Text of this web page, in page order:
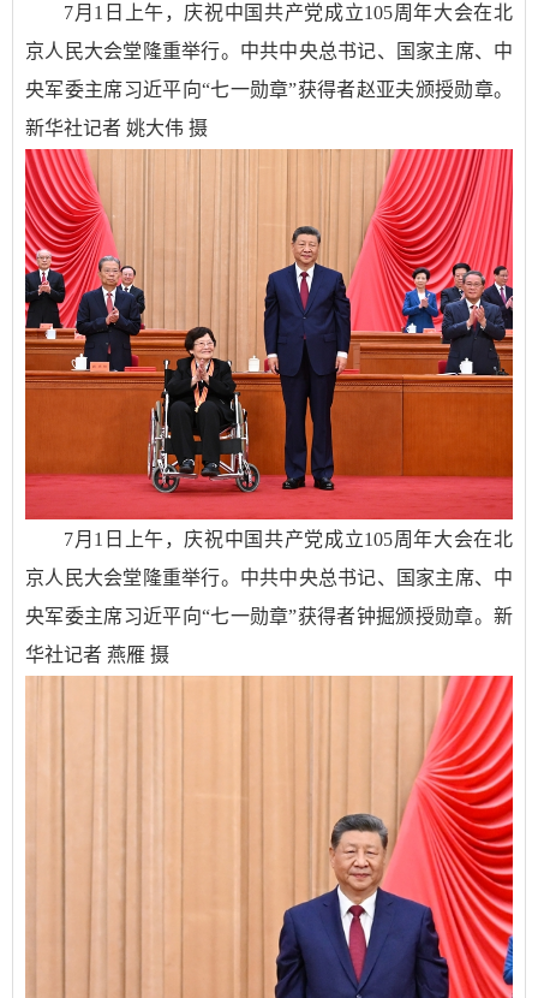
7月1日上午，庆祝中国共产党成立105周年大会在北
京人民大会堂隆重举行。中共中央总书记、国家主席、中
央军委主席习近平向“七一勋章”获得者赵亚夫颁授勋章。
新华社记者 姚大伟 摄
7月1日上午，庆祝中国共产党成立105周年大会在北
京人民大会堂隆重举行。中共中央总书记、国家主席、中
央军委主席习近平向“七一勋章”获得者钟掘颁授勋章。新
华社记者 燕雁 摄